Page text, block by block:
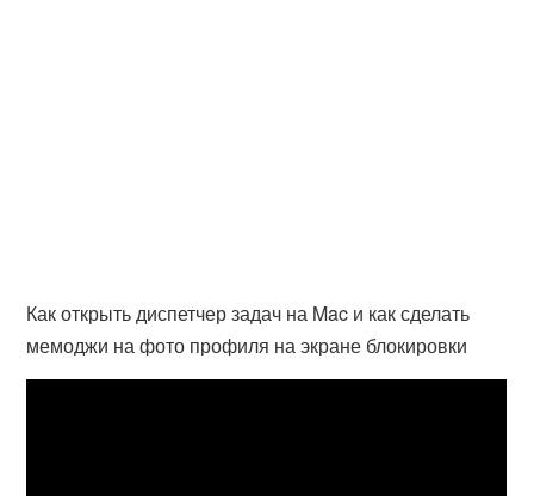
Как открыть диспетчер задач на Mac и как сделать
мемоджи на фото профиля на экране блокировки